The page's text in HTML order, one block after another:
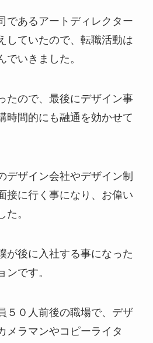
であるアートディレクター
していたので、転職活動は
でいきました。
たので、最後にデザイン事
時間的にも融通を効かせて
デザイン会社やデザイン制
接に行く事になり、お偉い
。
が後に入社する事になった
ンです。
５０人前後の職場で、デザ
メラマンやコピーライタ